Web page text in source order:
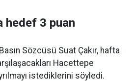
hedef 3 puan
Sözcüsü Suat Çakır, hafta
Hacettepe
istediklerini söyledi.